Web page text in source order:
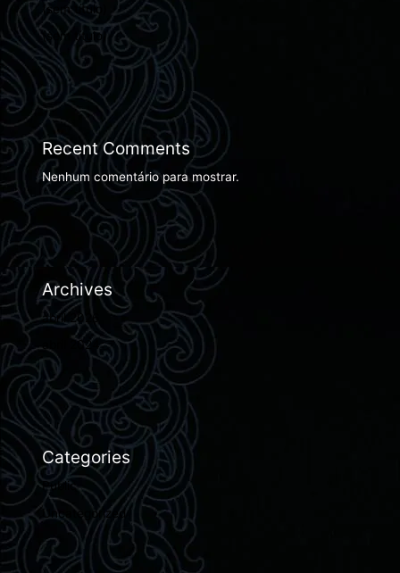
(sem título)
(sem título)
Recent Comments
Nenhum comentário para mostrar.
Archives
abril 2026
abril 2024
Categories
Public
Uncategorized